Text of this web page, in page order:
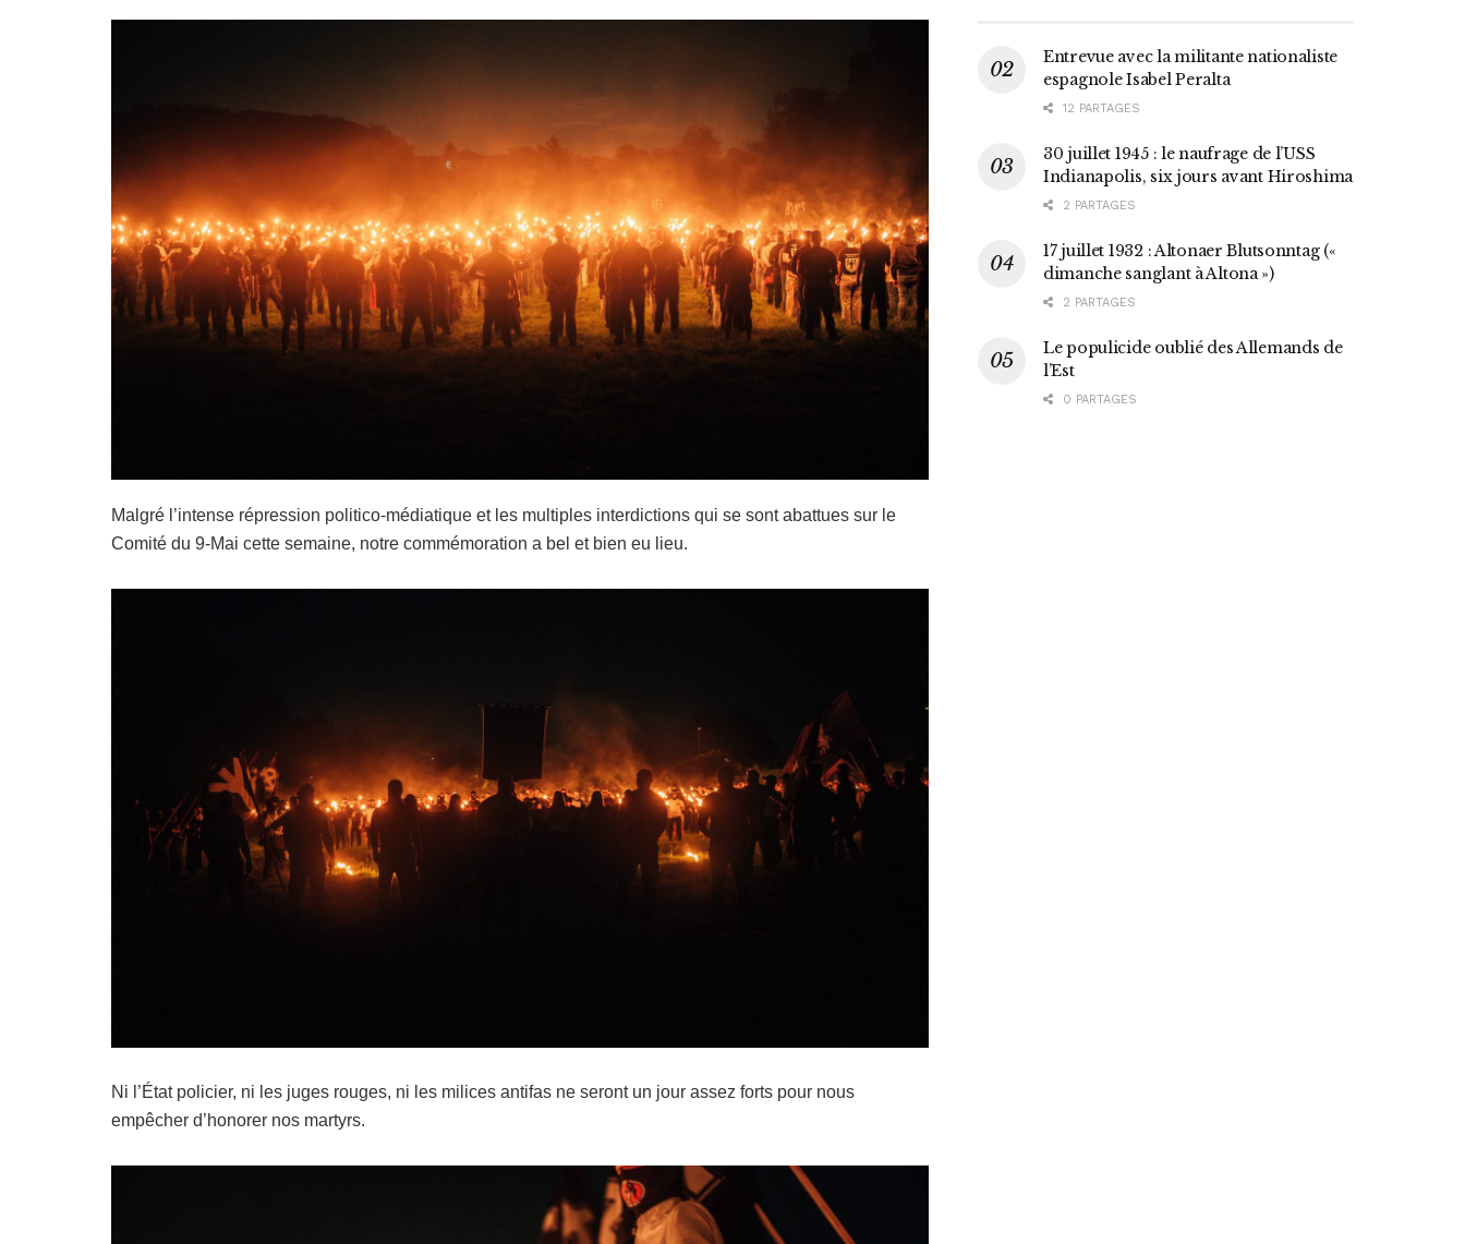
Malgré l’intense répression politico-médiatique et les multiples interdictions qui se sont abattues sur le
Comité du 9-Mai cette semaine, notre commémoration a bel et bien eu lieu.
Ni l’État policier, ni les juges rouges, ni les milices antifas ne seront un jour assez forts pour nous
empêcher d’honorer nos martyrs.
Entrevue avec la militante nationaliste
espagnole Isabel Peralta
12 PARTAGES
30 juillet 1945 : le naufrage de l’USS
Indianapolis, six jours avant Hiroshima
2 PARTAGES
17 juillet 1932 : Altonaer Blutsonntag («
dimanche sanglant à Altona »)
2 PARTAGES
Le populicide oublié des Allemands de
l’Est
0 PARTAGES